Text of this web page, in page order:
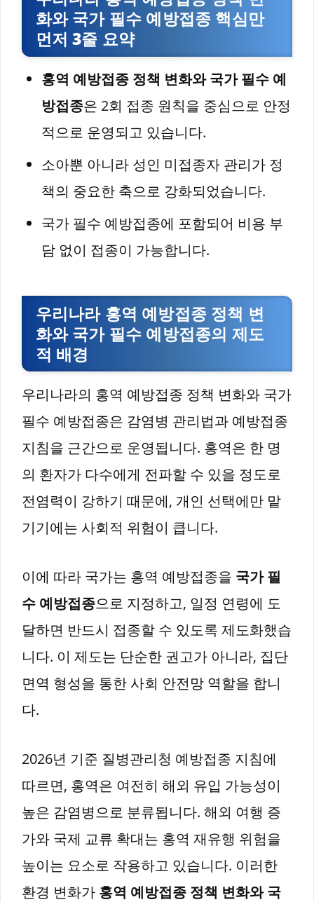
화와 국가 필수 예방접종 핵심만
먼저 3줄 요약
홍역 예방접종 정책 변화와 국가 필수 예
방접종은 2회 접종 원칙을 중심으로 안정
적으로 운영되고 있습니다.
소아뿐 아니라 성인 미접종자 관리가 정
책의 중요한 축으로 강화되었습니다.
국가 필수 예방접종에 포함되어 비용 부
담 없이 접종이 가능합니다.
우리나라 홍역 예방접종 정책 변
화와 국가 필수 예방접종의 제도
적 배경
우리나라의 홍역 예방접종 정책 변화와 국가
필수 예방접종은 감염병 관리법과 예방접종
지침을 근간으로 운영됩니다. 홍역은 한 명
의 환자가 다수에게 전파할 수 있을 정도로
전염력이 강하기 때문에, 개인 선택에만 맡
기기에는 사회적 위험이 큽니다.
이에 따라 국가는 홍역 예방접종을 국가 필
수 예방접종으로 지정하고, 일정 연령에 도
달하면 반드시 접종할 수 있도록 제도화했습
니다. 이 제도는 단순한 권고가 아니라, 집단
면역 형성을 통한 사회 안전망 역할을 합니
다.
2026년 기준 질병관리청 예방접종 지침에
따르면, 홍역은 여전히 해외 유입 가능성이
높은 감염병으로 분류됩니다. 해외 여행 증
가와 국제 교류 확대는 홍역 재유행 위험을
높이는 요소로 작용하고 있습니다. 이러한
환경 변화가 홍역 예방접종 정책 변화와 국